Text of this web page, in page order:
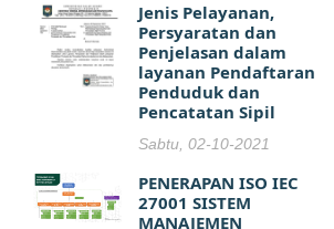
Jenis Pelayanan,
Persyaratan dan
Penjelasan dalam
layanan Pendaftaran
Penduduk dan
Pencatatan Sipil
Sabtu, 02-10-2021
PENERAPAN ISO IEC
27001 SISTEM
MANAJEMEN